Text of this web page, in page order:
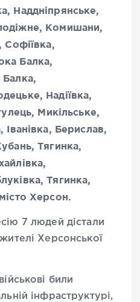
Наддніпрянське,
Комишани,
Софіївка,
Балка,
Надіївка,
Микільське,
Іванівка, Берислав,
Тягинка,
Тягинка,
Херсон.
7 людей дістали
Херсонської
били
інфраструктурі,